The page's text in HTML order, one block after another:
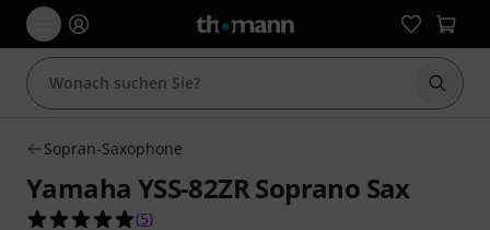
Suche
Sopran-Saxophone
Yamaha YSS-82ZR Soprano Sax
5.0 von 5 Sternen aus 5 Kundenbewertungen
(5)